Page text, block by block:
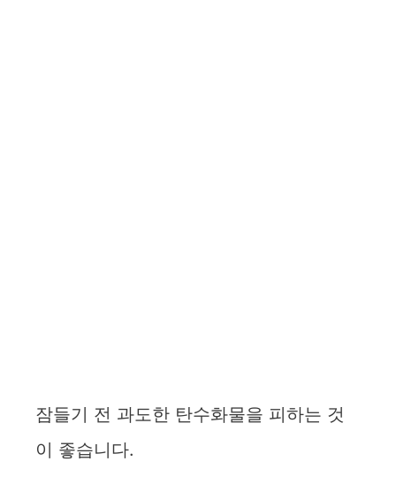
잠들기 전 과도한 탄수화물을 피하는 것
이 좋습니다.